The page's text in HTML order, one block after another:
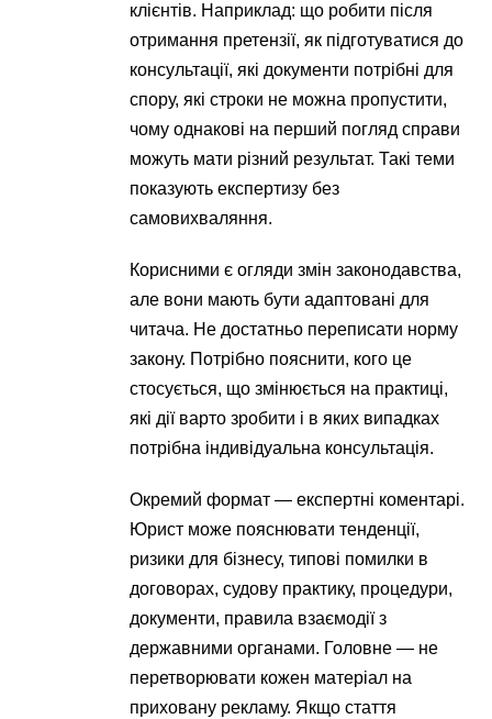
клієнтів. Наприклад: що робити після
отримання претензії, як підготуватися до
консультації, які документи потрібні для
спору, які строки не можна пропустити,
чому однакові на перший погляд справи
можуть мати різний результат. Такі теми
показують експертизу без
самовихваляння.
Корисними є огляди змін законодавства,
але вони мають бути адаптовані для
читача. Не достатньо переписати норму
закону. Потрібно пояснити, кого це
стосується, що змінюється на практиці,
які дії варто зробити і в яких випадках
потрібна індивідуальна консультація.
Окремий формат — експертні коментарі.
Юрист може пояснювати тенденції,
ризики для бізнесу, типові помилки в
договорах, судову практику, процедури,
документи, правила взаємодії з
державними органами. Головне — не
перетворювати кожен матеріал на
приховану рекламу. Якщо стаття